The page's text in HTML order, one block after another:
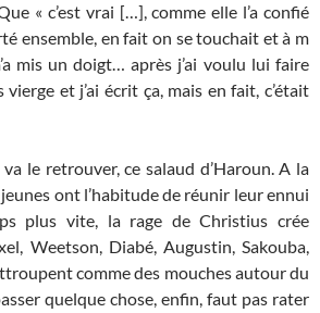
« c’est vrai […], comme elle l’a confié
ensemble, en fait on se touchait et à m
mis un doigt… après j’ai voulu lui faire
vierge et j’ai écrit ça, mais en fait, c’était
le retrouver, ce salaud d’Haroun. A la
ont l’habitude de réunir leur ennui
plus vite, la rage de Christius crée
Weetson, Diabé, Augustin, Sakouba,
comme des mouches autour du
quelque chose, enfin, faut pas rater